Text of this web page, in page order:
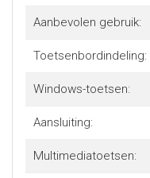
Aanbevolen gebruik:
Toetsenbordindeling:
Windows-toetsen:
Aansluiting:
Multimediatoetsen: